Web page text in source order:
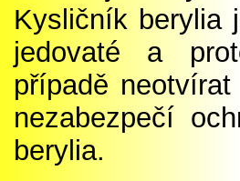
Kysličník berylia
jedovaté a
případě
nezabezpečí
berylia.